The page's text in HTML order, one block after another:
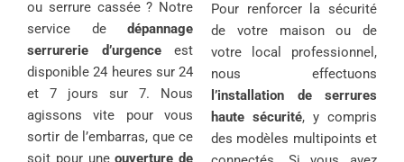
ou serrure cassée ? Notre
service de dépannage
serrurerie d’urgenceest
disponible 24 heures sur 24
et 7 jours sur 7. Nous
agissons vite pour vous
sortir de l’embarras, que ce
Pour renforcer la sécurité
de votre maison ou de
votre local professionnel,
nous effectuons
l’installation de serrures
haute sécurité, y compris
des modèles multipoints et